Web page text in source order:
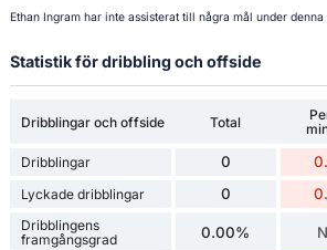
Ethan Ingram har inte assisterat till några mål under
Statistik för dribbling och offside
Dribblingar och offside Total
Dribblingar 0
Lyckade dribblingar 0
Dribblingens
framgångsgrad
0.00%